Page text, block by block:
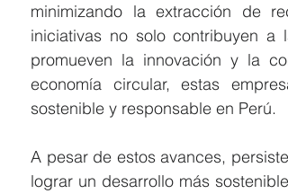
minimizando la extracción de
iniciativas no solo contribuyen a
promueven la innovación y la
economía circular, estas
sostenible y responsable en Perú.
A pesar de estos avances,
lograr un desarrollo más